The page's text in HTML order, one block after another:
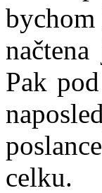
Pak
celku.